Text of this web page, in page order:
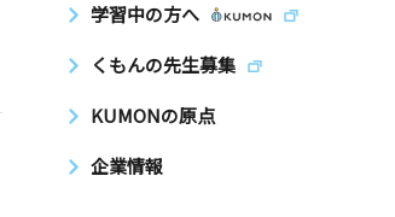
学習中の方へ
くもんの先生募集
KUMONの原点
企業情報